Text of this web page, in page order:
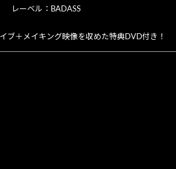
レーベル：BADASS
＋メイキング映像を収めた特典DVD付き！